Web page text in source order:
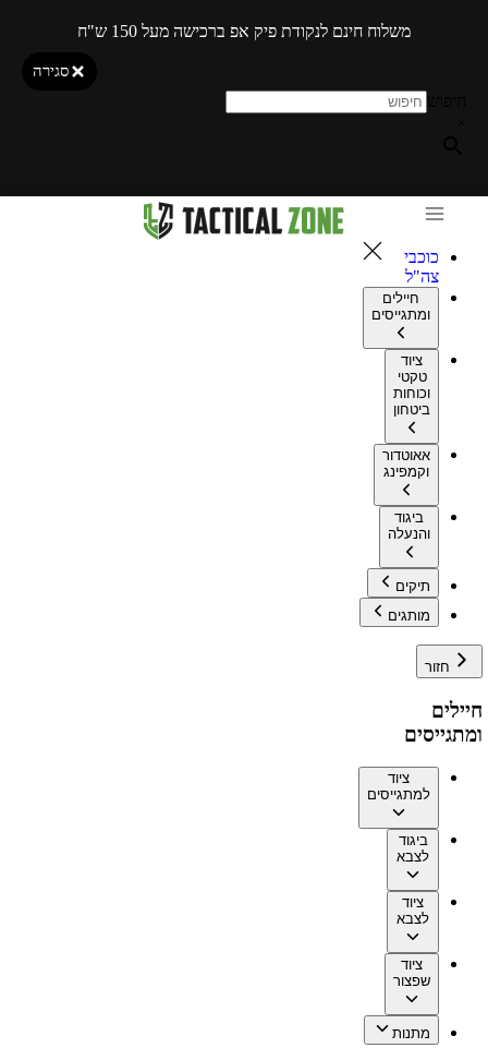
משלוח חינם לנקודת פיק אפ ברכישה מעל 150 ש"ח
סגירה
כוכבי
צה"ל
חיילים
ומתגייסים
ציוד
טקטי
וכוחות
ביטחון
אאוטדור
וקמפינג
ביגוד
והנעלה
תיקים
מותגים
חזור
חיילים
ומתגייסים
ציוד
למתגייסים
ביגוד
לצבא
ציוד
לצבא
ציוד
שפצור
מתנות